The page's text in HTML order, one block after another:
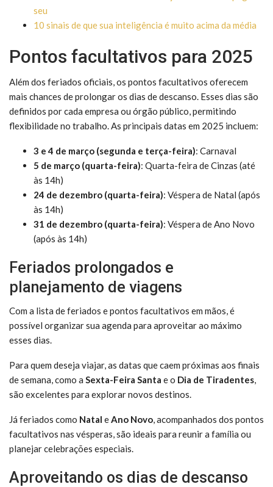
seu
10 sinais de que sua inteligência é muito acima da média
Pontos facultativos para 2025
Além dos feriados oficiais, os pontos facultativos oferecem
mais chances de prolongar os dias de descanso. Esses dias são
definidos por cada empresa ou órgão público, permitindo
flexibilidade no trabalho. As principais datas em 2025 incluem:
3 e 4 de março (segunda e terça-feira): Carnaval
5 de março (quarta-feira): Quarta-feira de Cinzas (até
às 14h)
24 de dezembro (quarta-feira): Véspera de Natal (após
às 14h)
31 de dezembro (quarta-feira): Véspera de Ano Novo
(após às 14h)
Feriados prolongados e
planejamento de viagens
Com a lista de feriados e pontos facultativos em mãos, é
possível organizar sua agenda para aproveitar ao máximo
esses dias.
Para quem deseja viajar, as datas que caem próximas aos finais
de semana, como a Sexta-Feira Santa e o Dia de Tiradentes,
são excelentes para explorar novos destinos.
Já feriados como Natal eAno Novo, acompanhados dos pontos
facultativos nas vésperas, são ideais para reunir a família ou
planejar celebrações especiais.
Aproveitando os dias de descanso